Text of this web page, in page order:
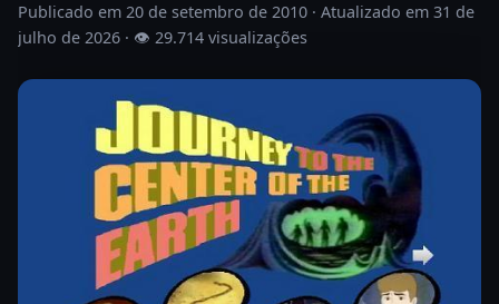
Publicado em 20 de setembro de 2010 · Atualizado em 31 de
julho de 2026 · 👁 29.714 visualizações